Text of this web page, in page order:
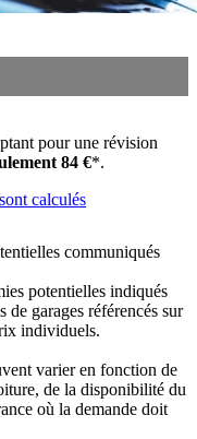
pour une révision
84 €*.
calculés
communiqués
potentielles indiqués
de garages référencés sur
individuels.
varier en fonction de
de la disponibilité du
où la demande doit